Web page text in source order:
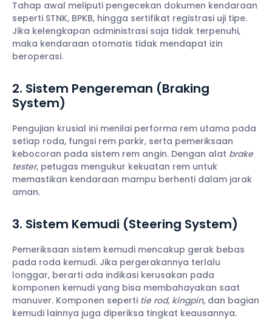
Tahap awal meliputi pengecekan dokumen kendaraan
seperti STNK, BPKB, hingga sertifikat registrasi uji tipe.
Jika kelengkapan administrasi saja tidak terpenuhi,
maka kendaraan otomatis tidak mendapat izin
beroperasi.
2. Sistem Pengereman (Braking
System)
Pengujian krusial ini menilai performa rem utama pada
setiap roda, fungsi rem parkir, serta pemeriksaan
kebocoran pada sistem rem angin. Dengan alat brake
tester, petugas mengukur kekuatan rem untuk
memastikan kendaraan mampu berhenti dalam jarak
aman.
3. Sistem Kemudi (Steering System)
Pemeriksaan sistem kemudi mencakup gerak bebas
pada roda kemudi. Jika pergerakannya terlalu
longgar, berarti ada indikasi kerusakan pada
komponen kemudi yang bisa membahayakan saat
manuver. Komponen seperti tie rod, kingpin, dan bagian
kemudi lainnya juga diperiksa tingkat keausannya.